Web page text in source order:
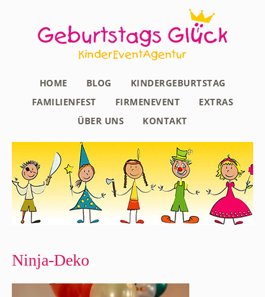
HOME BLOG
KINDERGEBURTSTAG
FAMILIENFEST
FIRMENEVENT
EXTRAS
ÜBER UNS
KONTAKT
Ninja-Deko